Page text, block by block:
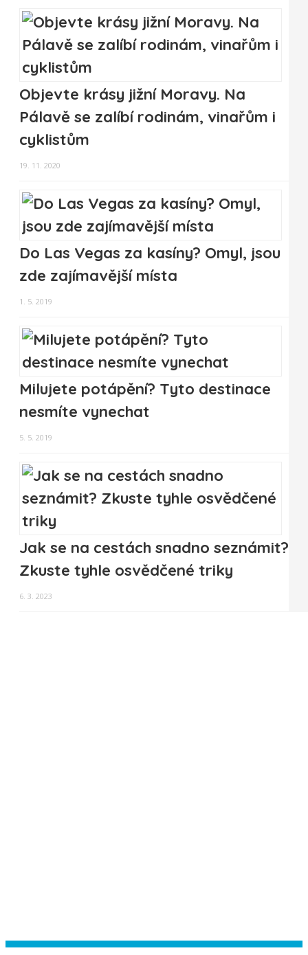
Objevte krásy jižní Moravy. Na
Pálavě se zalíbí rodinám, vinařům i
cyklistům
19. 11. 2020
Do Las Vegas za kasíny? Omyl, jsou
zde zajímavější místa
1. 5. 2019
Milujete potápění? Tyto destinace
nesmíte vynechat
5. 5. 2019
Jak se na cestách snadno seznámit?
Zkuste tyhle osvědčené triky
6. 3. 2023